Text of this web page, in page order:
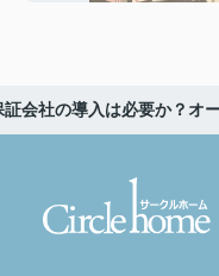
証会社の導入は必要か？オ